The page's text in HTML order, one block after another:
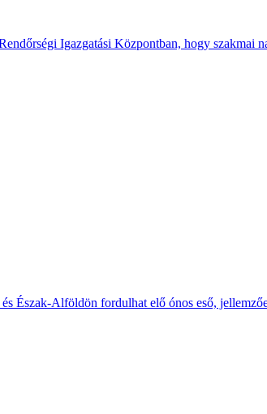
Igazgatási Központban, hogy szakmai
Észak-Alföldön fordulhat elő ónos eső,